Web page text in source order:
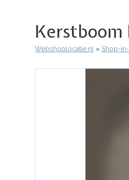
Kerstboom
Kruimelpad
Webshoplocatie.nl Shop-